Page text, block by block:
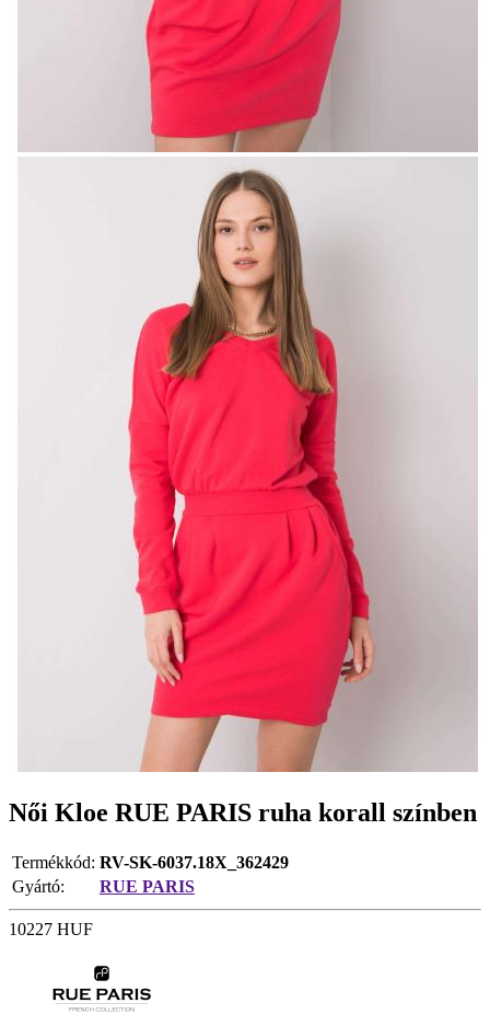
Női Kloe RUE PARIS ruha korall színben
Termékkód: RV-SK-6037.18X_362429
Gyártó:
RUE PARIS
10227 HUF